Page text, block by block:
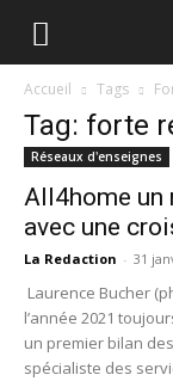
Accueil Tags
Tag: forte
Réseaux d'enseignes
All4home un
avec une
La Redaction - 31
Laurence Bucher
l’année 2021
un premier bilan
spécialiste des